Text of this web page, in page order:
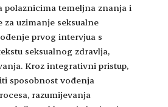
polaznicima temeljna znanja i
za uzimanje seksualne
prvog intervjua s
seksualnog zdravlja,
Kroz integrativni pristup,
sposobnost vođenja
razumijevanja